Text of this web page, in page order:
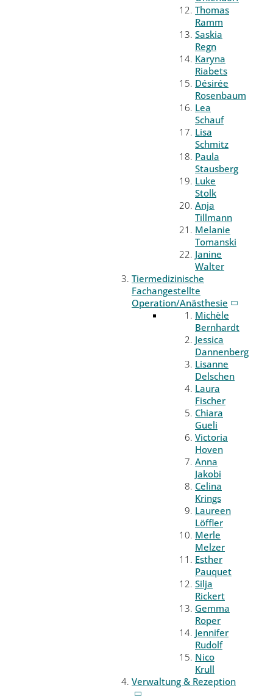
Thomas
Ramm
Saskia
Regn
Karyna
Riabets
Désirée
Rosenbaum
Lea
Schauf
Lisa
Schmitz
Paula
Stausberg
Luke
Stolk
Anja
Tillmann
Melanie
Tomanski
Janine
Walter
Tiermedizinische
Fachangestellte
Operation/Anästhesie
Michèle
Bernhardt
Jessica
Dannenberg
Lisanne
Delschen
Laura
Fischer
Chiara
Gueli
Victoria
Hoven
Anna
Jakobi
Celina
Krings
Laureen
Löffler
Merle
Melzer
Esther
Pauquet
Silja
Rickert
Gemma
Roper
Jennifer
Rudolf
Nico
Krull
Verwaltung & Rezeption